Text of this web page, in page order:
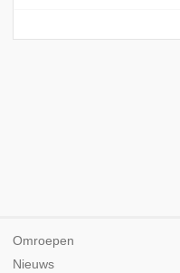
Omroepen
Nieuws